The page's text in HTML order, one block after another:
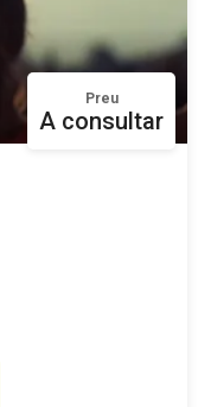
Preu
A consultar